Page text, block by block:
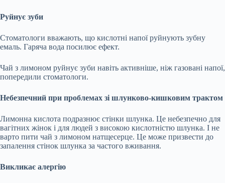
Руйнує зуби
Стоматологи вважають, що кислотні напої руйнують зубну
емаль. Гаряча вода посилює ефект.
Чай з лимоном руйнує зуби навіть активніше, ніж газовані напої,
попередили стоматологи.
Небезпечний при проблемах зі шлунково-кишковим трактом
Лимонна кислота подразнює стінки шлунка. Це небезпечно для
вагітних жінок і для людей з високою кислотністю шлунка. І не
варто пити чай з лимоном натщесерце. Це може призвести до
запалення стінок шлунка за частого вживання.
Викликає алергію